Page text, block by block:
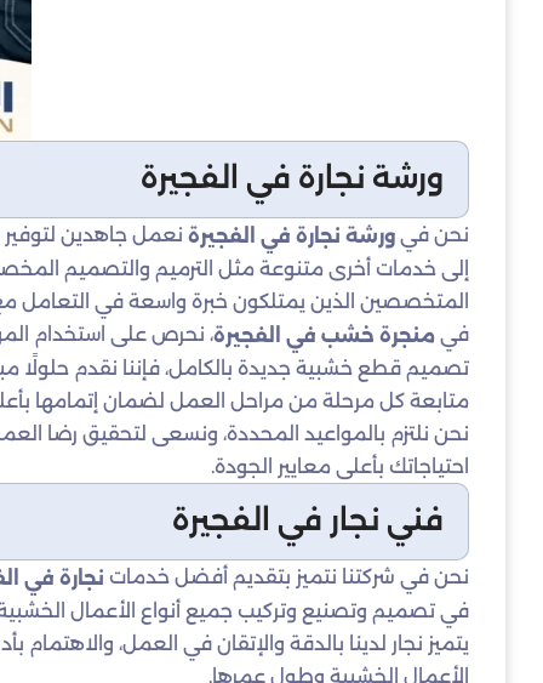
ورشة نجارة في الفجيرة
نحن في ورشة نجارة في الفجيرة نعمل جاهدين لتوفير
إلى خدمات أخرى متنوعة مثل الترميم والتصميم
المتخصصين الذين يمتلكون خبرة واسعة في التعامل مع
في منجرة خشب في الفجيرة، نحرص على استخدام
تصميم قطع خشبية جديدة بالكامل، فإننا نقدم
متابعة كل مرحلة من مراحل العمل لضمان إتمامها
نحن نلتزم بالمواعيد المحددة، ونسعى لتحقيق رضا
احتياجاتك بأعلى معايير الجودة.
فني نجار في الفجيرة
نحن في شركتنا نتميز بتقديم أفضل خدمات نجارة في
في تصميم وتصنيع وتركيب جميع أنواع الأعمال
يتميز نجار لدينا بالدقة والإتقان في العمل،
الأعمال الخشبية وطول عمرها.